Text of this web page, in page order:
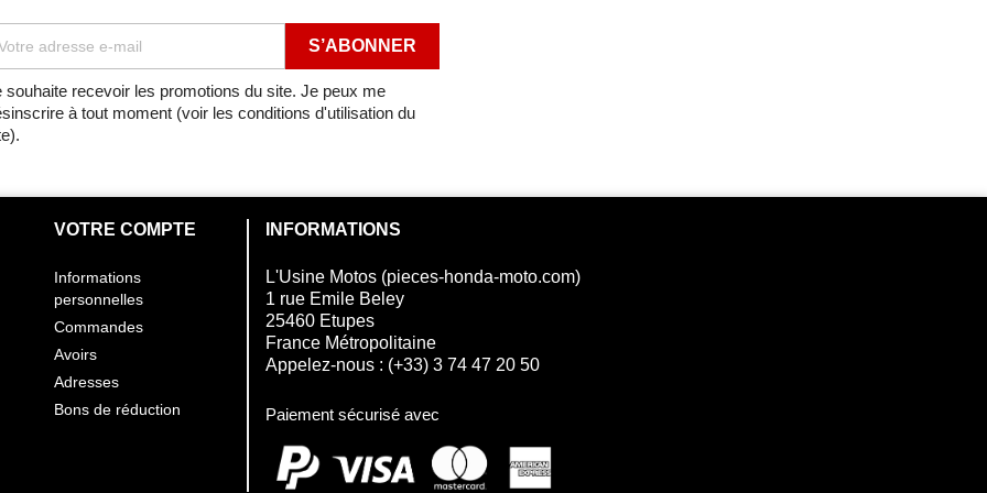
VILEBREQUIN/PISTON
VILEBREQUIN/PISTON
1997
de 2000 VILEBREQUIN/PISTON
2000 VILEBREQUIN/PISTON
VILEBREQUIN/PISTON
VILEBREQUIN/PISTON
VILEBREQUIN/PISTON
VILEBREQUIN/PISTON
souhaite recevoir les promotions du site. Je peux me
à tout moment (voir les conditions d'utilisation du
VOTRE COMPTE
Informations
personnelles
Commandes
Avoirs
Adresses
Bons de réduction
INFORMATIONS
L'Usine Motos (pieces-honda-moto.com)
1 rue Emile Beley
25460 Etupes
France Métropolitaine
Appelez-nous : (+33) 3 74 47 20 50
Paiement sécurisé avec